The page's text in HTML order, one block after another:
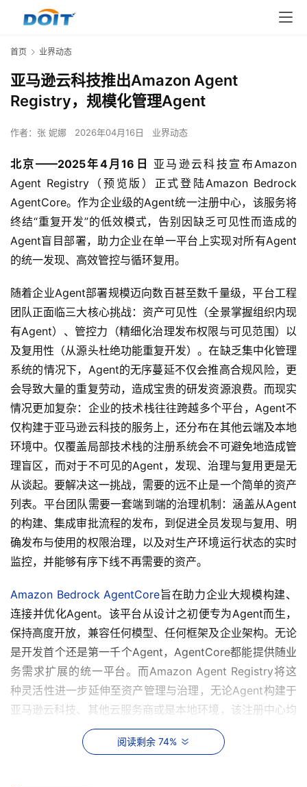
首页 业界动态
亚马逊云科技推出Amazon Agent
Registry，规模化管理Agent
作者： 张 妮娜 2026年04月16日 业界动态
北京——2025年4月16 日
亚马逊云科技宣布Amazon
Agent Registry（预览版）正式登陆Amazon Bedrock
AgentCore。作为企业级的Agent统一注册中心，该服务将
终结“重复开发”的低效模式，告别因缺乏可见性而造成的
Agent盲目部署，助力企业在单一平台上实现对所有Agent
的统一发现、高效管控与循环复用。
随着企业Agent部署规模迈向数百甚至数千量级，平台工程
团队正面临三大核心挑战：资产可见性（全景掌握组织内现
有Agent）、管控力（精细化治理发布权限与可见范围）以
及复用性（从源头杜绝功能重复开发）。在缺乏集中化管理
系统的情况下，Agent的无序蔓延不仅会推高合规风险，更
会导致大量的重复劳动，造成宝贵的研发资源浪费。而现实
情况更加复杂：企业的技术栈往往跨越多个平台，Agent不
仅构建于亚马逊云科技的服务上，还分布在其他云端及本地
环境中。仅覆盖局部技术栈的注册系统会不可避免地造成管
理盲区，而对于不可见的Agent，发现、治理与复用更是无
从谈起。要解决这一挑战，需要的远不止是一个简单的资产
列表。平台团队需要一套端到端的治理机制：涵盖从Agent
的构建、集成审批流程的发布，到促进全员发现与复用、明
确发布与使用的权限治理，以及对生产环境运行状态的实时
监控，并能够有序下线不再需要的资产。
Amazon Bedrock AgentCore旨在助力企业大规模构建、
连接并优化Agent。该平台从设计之初便专为Agent而生，
保持高度开放，兼容任何模型、任何框架及企业架构。无论
是开发首个还是第一千个Agent，AgentCore都能提供随业
务需求扩展的统一平台。而Amazon Agent Registry将这
种灵活性进一步延伸至资产管理与治理，无论Agent构建于
亚马逊云科技、其他云服务商或是本地环境，该注册中心均
能对其进行全量索引。
阅读剩余 74%